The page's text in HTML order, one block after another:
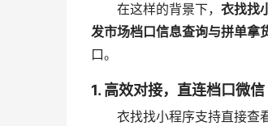
在这样的背景下， 衣找找
发市场档口信息查询与拼单拿
口。
1. 高效对接，直连档口微信
衣找找小程序支持直接查